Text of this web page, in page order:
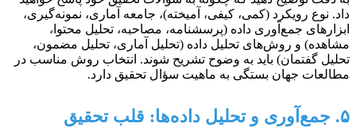
داد. نوع رویکرد (کمی، کیفی، آمیخته)، جامعه آماری، نمونه‌گیری،
ابزارهای جمع‌آوری داده (پرسشنامه، مصاحبه، تحلیل محتوا،
مشاهده) و روش‌های تحلیل داده (تحلیل آماری، تحلیل مضمون،
تحلیل گفتمان) باید به وضوح تشریح شوند. انتخاب روش مناسب در
مطالعات جهان بستگی به ماهیت سؤال تحقیق دارد.
۵. جمع‌آوری و تحلیل داده‌ها: قلب تحقیق